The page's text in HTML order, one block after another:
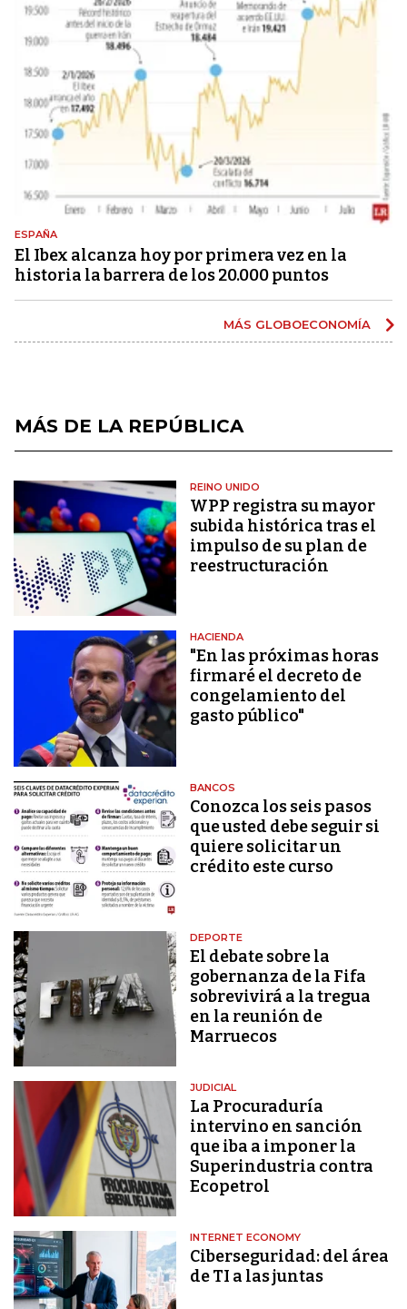
ESPAÑA
El Ibex alcanza hoy por primera vez en la
historia la barrera de los 20.000 puntos
MÁS GLOBOECONOMÍA
MÁS DE LA REPÚBLICA
REINO UNIDO
WPP registra su mayor
subida histórica tras el
impulso de su plan de
reestructuración
HACIENDA
"En las próximas horas
firmaré el decreto de
congelamiento del
gasto público"
BANCOS
Conozca los seis pasos
que usted debe seguir si
quiere solicitar un
crédito este curso
DEPORTE
El debate sobre la
gobernanza de la Fifa
sobrevivirá a la tregua
en la reunión de
Marruecos
JUDICIAL
La Procuraduría
intervino en sanción
que iba a imponer la
Superindustria contra
Ecopetrol
INTERNET ECONOMY
Ciberseguridad: del área
de TI a las juntas